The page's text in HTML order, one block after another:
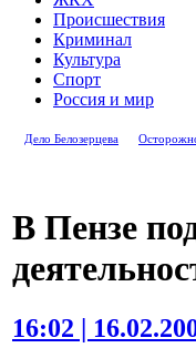
Происшествия
Криминал
Культура
Спорт
Россия и мир
Дело Белозерцева
В Пензе
16:02 |